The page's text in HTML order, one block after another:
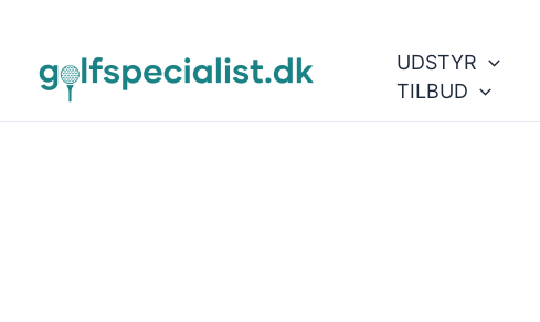
indholdet
UDSTYR
TILBUD